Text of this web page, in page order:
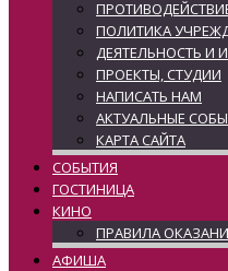
ПОЛИТИКА
ДЕЯТЕЛЬНОСТЬ И
ПРОЕКТЫ, СТУДИИ
НАПИСАТЬ НАМ
АКТУАЛЬНЫЕ
КАРТА САЙТА
СОБЫТИЯ
ГОСТИНИЦА
КИНО
ПРАВИЛА
АФИША